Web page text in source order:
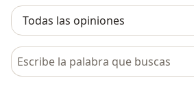
Busca en opiniones